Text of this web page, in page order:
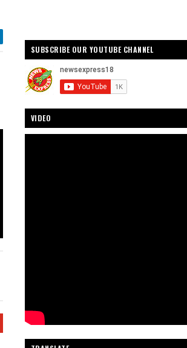
SUBSCRIBE OUR YOUTUBE CHANNEL
VIDEO